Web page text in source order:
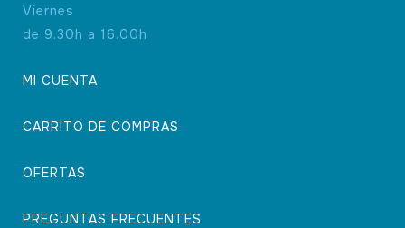
Viernes
de 9.30h a 16.00h
MI CUENTA
CARRITO DE COMPRAS
OFERTAS
PREGUNTAS FRECUENTES